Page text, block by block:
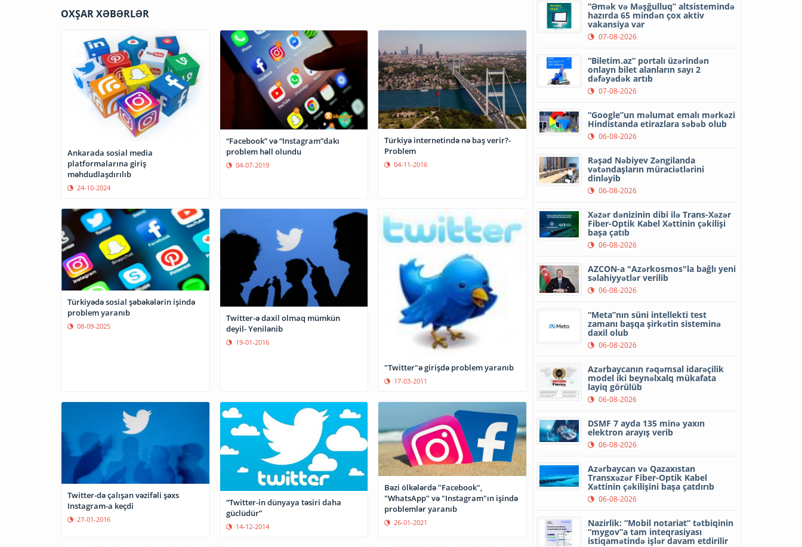
OXŞAR XƏBƏRLƏR
Ankarada sosial media
platformalarına giriş
məhdudlaşdırılıb
24-10-2024
“Facebook” və “Instagram”dakı
problem həll olundu
04-07-2019
Türkiyə internetində nə baş verir?-
Problem
04-11-2016
Türkiyədə sosial şəbəkələrin işində
problem yaranıb
08-09-2025
Twitter-ə daxil olmaq mümkün
deyil- Yenilənib
19-01-2016
"Twitter"ə girişdə problem yaranıb
17-03-2011
Twitter-də çalışan vəzifəli şəxs
Instagram-a keçdi
27-01-2016
“Twitter-in dünyaya təsiri daha
güclüdür”
14-12-2014
Bəzi ölkələrdə "Facebook",
"WhatsApp" və "Instagram"ın işində
problemlər yaranıb
26-01-2021
“Əmək və Məşğulluq” altsistemində
hazırda 65 mindən çox aktiv
vakansiya var
07-08-2026
“Biletim.az” portalı üzərindən
onlayn bilet alanların sayı 2
dəfəyədək artıb
07-08-2026
“Google”un məlumat emalı mərkəzi
Hindistanda etirazlara səbəb olub
06-08-2026
Rəşad Nəbiyev Zəngilanda
vətəndaşların müraciətlərini
dinləyib
06-08-2026
Xəzər dənizinin dibi ilə Trans-Xəzər
Fiber-Optik Kabel Xəttinin çəkilişi
başa çatıb
06-08-2026
AZCON-a "Azərkosmos"la bağlı yeni
səlahiyyətlər verilib
06-08-2026
“Meta”nın süni intellekti test
zamanı başqa şirkətin sisteminə
daxil olub
06-08-2026
Azərbaycanın rəqəmsal idarəçilik
model iki beynəlxalq mükafata
layiq görülüb
06-08-2026
DSMF 7 ayda 135 minə yaxın
elektron arayış verib
06-08-2026
Azərbaycan və Qazaxıstan
Transxəzər Fiber-Optik Kabel
Xəttinin çəkilişini başa çatdırıb
06-08-2026
Nazirlik: “Mobil notariat” tətbiqinin
“mygov”a tam inteqrasiyası
istiqamətində işlər davam etdirilir